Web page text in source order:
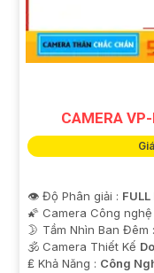
CAMERA
👁 Độ Phân giải :
🌠 Camera Công nghệ
🌛 Tầm Nhìn Ban Đêm :
🕉️ Camera Thiết Kế
️₤ Khả Năng : Công